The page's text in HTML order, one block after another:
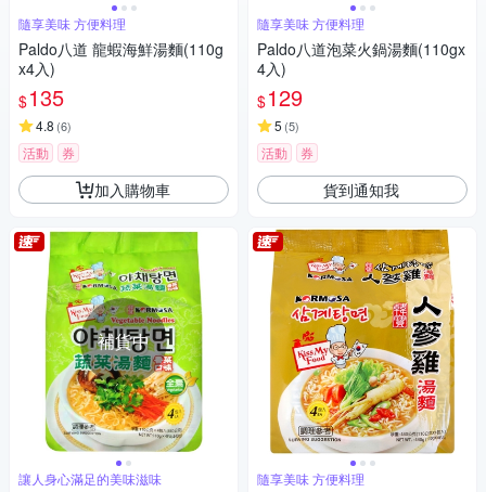
隨享美味 方便料理
Paldo八道 龍蝦海鮮湯麵(110g
x4入)
$135
4.8 (6)
活動 券
加入購物車
補貨中
讓人身心滿足的美味滋味
隨享美味 方便料理
Paldo八道泡菜火鍋湯麵(110gx
4入)
$129
5 (5)
活動 券
貨到通知我
隨享美味 方便料理